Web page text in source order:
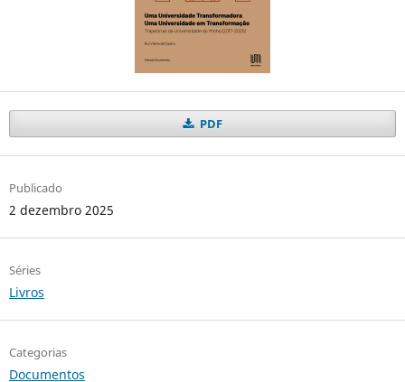
PDF
Publicado
2 dezembro 2025
Séries
Livros
Categorias
Documentos